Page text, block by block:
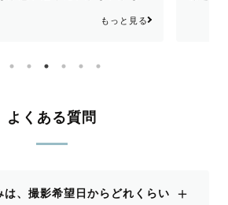
した！ありがとうございまし
もっと見る
よくある質問
は、撮影希望日からどれくらい
＋